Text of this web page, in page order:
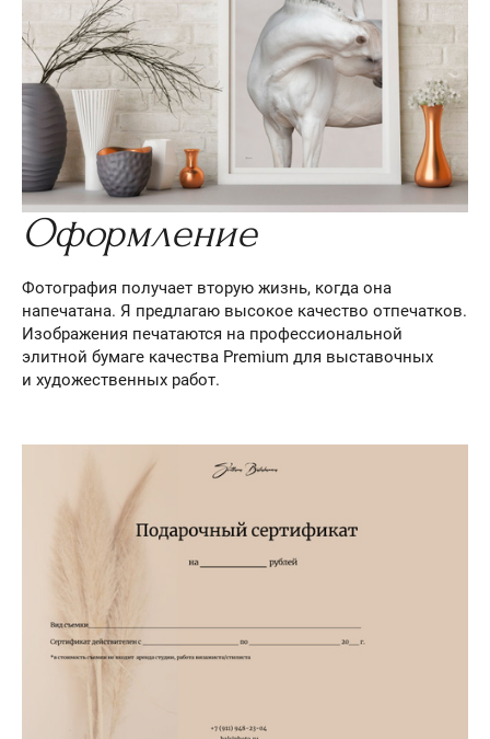
Оформление
Фотография получает вторую жизнь, когда она
напечатана. Я предлагаю высокое качество отпечатков.
Изображения печатаются на профессиональной
элитной бумаге качества Premium для выставочных
и художественных работ.